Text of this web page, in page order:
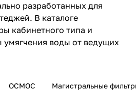
разработанных для
В каталоге
кабинетного типа и
воды от ведущих
ОСМОС Магистральные